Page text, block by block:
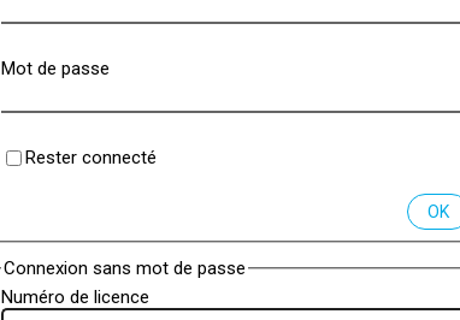
Mot de passe
Rester connecté
OK
Connexion sans mot de passe
Numéro de licence